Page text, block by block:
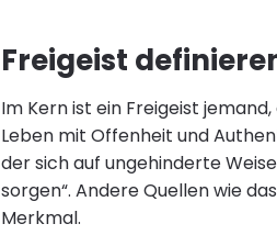
Freigeist
Im Kern ist ein Freigeist
Leben mit Offenheit und
der sich auf ungehinderte
sorgen“. Andere Quellen wie
Merkmal.